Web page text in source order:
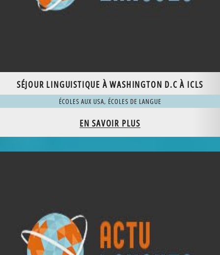
SÉJOUR LINGUISTIQUE À WASHINGTON D.C À ICLS
ÉCOLES AUX USA, ÉCOLES DE LANGUE
EN SAVOIR PLUS